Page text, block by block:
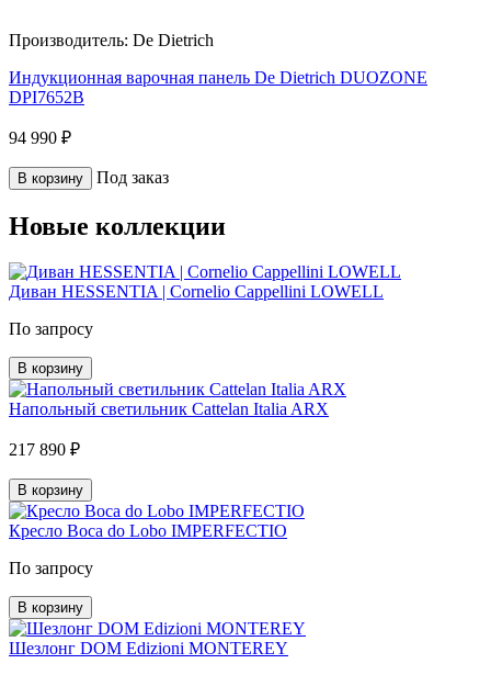
Производитель: De Dietrich
Индукционная варочная панель De Dietrich DUOZONE
DPI7652B
94 990 ₽
В корзину Под заказ
Новые коллекции
Диван HESSENTIA | Cornelio Cappellini LOWELL
По запросу
В корзину
Напольный светильник Cattelan Italia ARX
217 890 ₽
В корзину
Кресло Boca do Lobo IMPERFECTIO
По запросу
В корзину
Шезлонг DOM Edizioni MONTEREY